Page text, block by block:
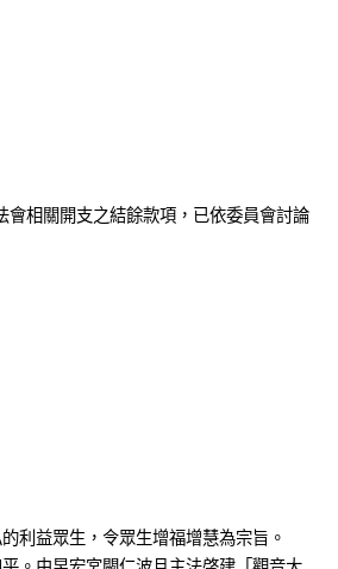
相關開支之結餘款項，已依委員會討論
利益眾生，令眾生增福增慧為宗旨。